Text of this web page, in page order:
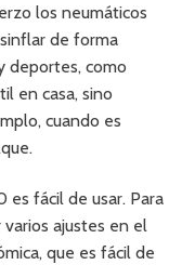
los neumáticos
de forma
deportes, como
en casa, sino
cuando es
es fácil de usar. Para
ajustes en el
que es fácil de